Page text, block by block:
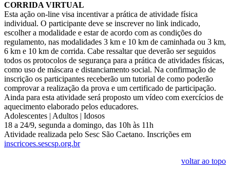
CORRIDA VIRTUAL
Esta ação on-line visa incentivar a prática de atividade física
individual. O participante deve se inscrever no link indicado,
escolher a modalidade e estar de acordo com as condições do
regulamento, nas modalidades 3 km e 10 km de caminhada ou 3 km,
6 km e 10 km de corrida. Cabe ressaltar que deverão ser seguidos
todos os protocolos de segurança para a prática de atividades físicas,
como uso de máscara e distanciamento social. Na confirmação de
inscrição os participantes receberão um tutorial de como poderão
comprovar a realização da prova e um certificado de participação.
Ainda para esta atividade será proposto um vídeo com exercícios de
aquecimento elaborado pelos educadores.
Adolescentes | Adultos | Idosos
18 a 24/9, segunda a domingo, das 10h às 11h
Atividade realizada pelo Sesc São Caetano. Inscrições em
inscricoes.sescsp.org.br
voltar ao topo